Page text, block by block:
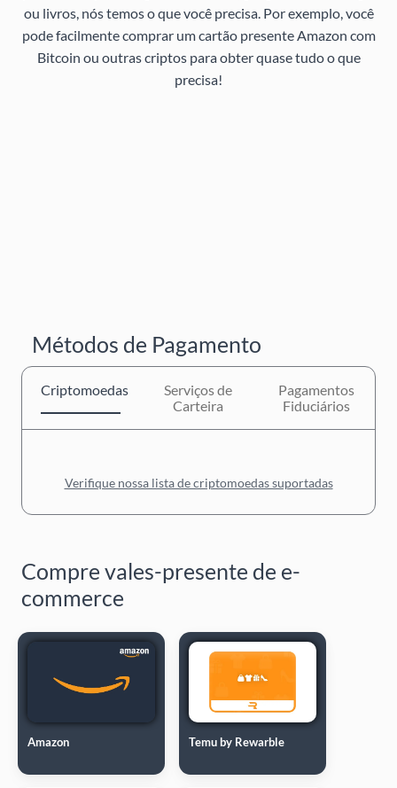
ou livros, nós temos o que você precisa. Por exemplo, você
pode facilmente comprar um cartão presente Amazon com
Bitcoin ou outras criptos para obter quase tudo o que
precisa!
Métodos de Pagamento
Criptomoedas
Serviços de
Carteira
Pagamentos
Fiduciários
Verifique nossa lista de criptomoedas suportadas
Compre vales-presente de e-
commerce
Amazon Temu by Rewarble